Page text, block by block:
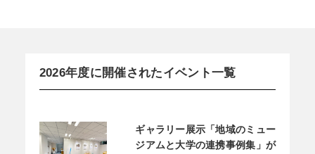
2026年度に開催されたイベント一覧
ギャラリー展示「地域のミュー
ジアムと大学の連携事例集」が